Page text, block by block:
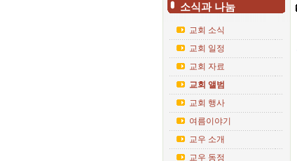
소식과 나눔
교회 소식
교회 일정
교회 자료
교회 앨범
교회 행사
여름이야기
교우 소개
교우 동정